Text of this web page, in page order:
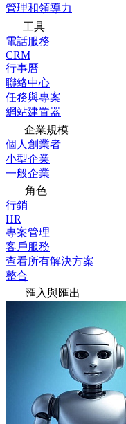
管理和領導力
工具
電話服務
CRM
行事曆
聯絡中心
任務與專案
網站建置器
企業規模
個人創業者
小型企業
一般企業
角色
行銷
HR
專案管理
客戶服務
查看所有解決方案
整合
匯入與匯出